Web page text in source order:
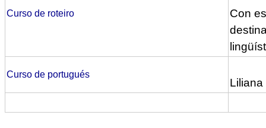
Curso de roteiro
Con
Curso de portugués